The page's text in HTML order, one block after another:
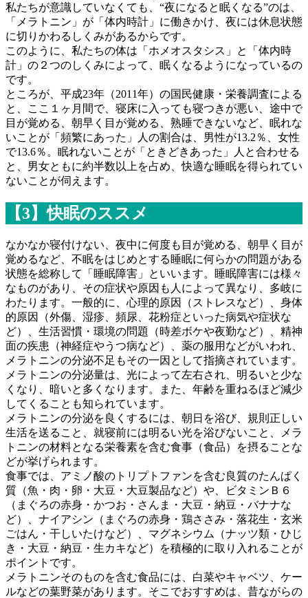
私たちが意識していなくても、“夜になると眠くなる”のは、
「メラトニン」が「体内時計」に働きかけ、夜には休息状態
に切りかわるしくみがあるからです。
このように、私たちの体は「ホメオスタシス」と「体内時
計」の２つのしくみによって、眠くなるようになっているの
です。
ところが、平成23年（2011年）の国民健康・栄養調査による
と、ここ１ヶ月間で、寝床に入っても寝つきが悪い、途中で
目が覚める、朝早く目が覚める、熟睡できないなど、眠れな
いことが「頻繁にあった」人の割合は、男性が13.2％、女性
で13.6％。眠れないことが「ときどきあった」人と合わせる
と、男女ともに約半数以上を占め、快適な睡眠を得られてい
ないことが伺えます。
【3】快眠のススメ
なかなか寝付けない、夜中に何度も目が覚める、朝早く目が
覚めるなど、不眠をはじめとする睡眠に何らかの問題がある
状態を総称して「睡眠障害」といいます。睡眠障害には様々
なものがあり、その症状や原因も人によって異なり、多岐に
わたります。一般的に、心理的原因（ストレスなど）、身体
的原因（外傷、湿疹、頻尿、花粉症といった病気や症状な
ど）、生活習慣・環境の問題（時差ボケや夜勤など）、精神
面の疾患（神経症やうつ病など）、薬の服用などがいわれ、
メラトニンの分泌不足もその一因として指摘されています。
メラトニンの分泌量は、光によって左右され、明るいと少な
くなり、暗いと多くなります。また、年齢を重ねるほど減少
してくることも知られています。
メラトニンの分泌を良くするには、朝日を浴び、規則正しい
生活を送ること、就寝前には明るい光を浴びないこと、メラ
トニンの材料となる栄養素を含む食事（食品）を摂ることな
どが挙げられます。
食事では、アミノ酸のトリプトファンを含む良質のたんぱく
質（魚・肉・卵・大豆・大豆製品など）や、ビタミンＢ６
（まぐろの赤身・かつお・さんま・大豆・納豆・バナナな
ど）、ナイアシン（まぐろの赤身・鶏ささみ・落花生・玄米
ごはん・干しいたけなど）、マグネシウム（ナッツ類・ひじ
き・大豆・納豆・生カキなど）を積極的に取り入れることが
ポイントです。
メラトニンそのものを含む食品には、白菜やキャベツ、ケー
ルなどの葉野菜があります。そこでおすすめは、昔ながらの